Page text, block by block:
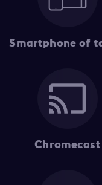
Smartphone of
Chromecast